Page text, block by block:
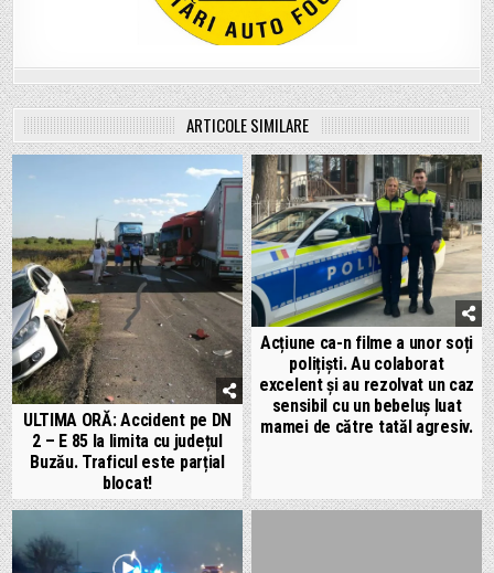
ARTICOLE SIMILARE
ULTIMA ORĂ: Accident pe DN
2 – E 85 la limita cu județul
Buzău. Traficul este parțial
blocat!
Acțiune ca-n filme a unor soți
polițiști. Au colaborat
excelent și au rezolvat un caz
sensibil cu un bebeluș luat
mamei de către tatăl agresiv.